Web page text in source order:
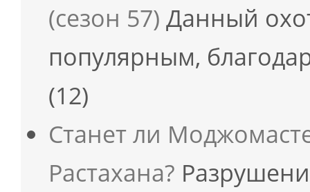
(сезон 57) Данный
популярным,
(12)
Станет ли
Растахана?